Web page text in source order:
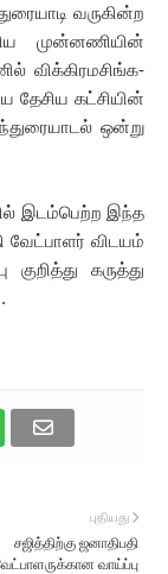
வருகின்ற
முன்னணியின்
விக்கிரமசிங்க-
தேசிய கட்சியின்
ஒன்று
இடம்பெற்ற இந்த
வேட்பாளர் விடயம்
குறித்து கருத்து
புதியது
சஜித்திற்கு ஜனாதிபதி
வாய்ப்பு